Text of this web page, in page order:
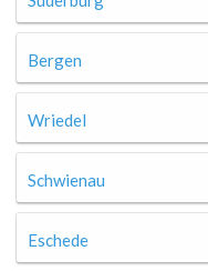
Bergen
Wriedel
Schwienau
Eschede